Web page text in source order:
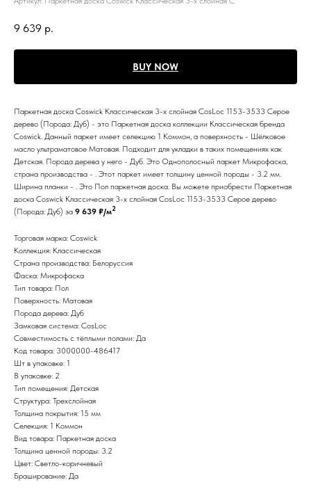
9 639 р.
BUY NOW
Паркетная доска Coswick Классическая 3-х слойная CosLoc 1153-3533 Серое
дерево (Порода: Дуб) - это Паркетная доска коллекции Классическая бренда
Coswick. Данный паркет имеет селекцию 1 Коммон, а поверхность - Шёлковое
масло ультраматовое Матовая. Подходит для укладки в таких помещениях как
Детская. Порода дерева у него - Дуб. Это Однополосный паркет Микрофаска,
страна производства - . Этот паркет имеет толщину ценной породы - 3.2 мм.
Ширина планки - . Это Пол паркетная доска. Вы можете приобрести Паркетная
доска Coswick Классическая 3-х слойная CosLoc 1153-3533 Серое дерево
(Порода: Дуб) за 9 639 ₽/м2
Торговая марка: Coswick
Коллекция: Классическая
Страна производства: Белоруссия
Фаска: Микрофаска
Тип товара: Пол
Поверхность: Матовая
Порода дерева: Дуб
Замковая система: CosLoc
Совместимость с тёплыми полами: Да
Код товара: 3000000-486417
Шт в упаковке: 1
В упаковке: 2
Тип помещения: Детская
Структура: Трехслойная
Толщина покрытия: 15 мм
Селекция: 1 Коммон
Вид товара: Паркетная доска
Толщина ценной породы: 3.2
Цвет: Светло-коричневый
Браширование: Да